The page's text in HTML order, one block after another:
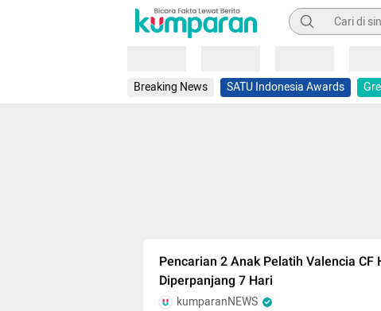
Pencarian
Breaking News SATU Indonesia Awards
Pencarian 2 Anak Pelatih Valencia CF
Diperpanjang 7 Hari
kumparanNEWS